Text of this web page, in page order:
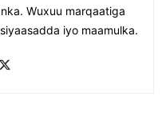
Wuxuu marqaatiga
iyo maamulka.